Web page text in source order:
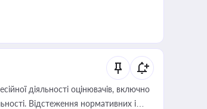
діяльності оцінювачів, включно
Відстеження нормативних і